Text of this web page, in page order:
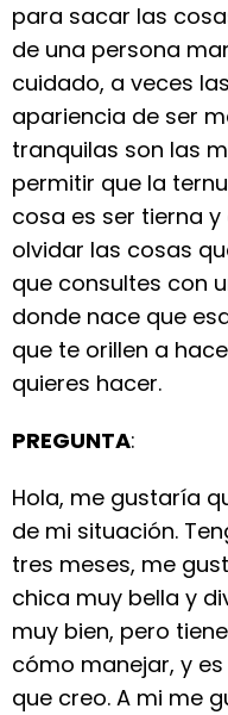
para sacar las
de una persona
cuidado, a veces
apariencia de ser
tranquilas son las
permitir que la
cosa es ser tierna
olvidar las cosas
que consultes con
donde nace que
que te orillen a
quieres hacer.
PREGUNTA:
Hola, me gustaría
de mi situación.
tres meses, me
chica muy bella y
muy bien, pero
cómo manejar, y
que creo. A mi me